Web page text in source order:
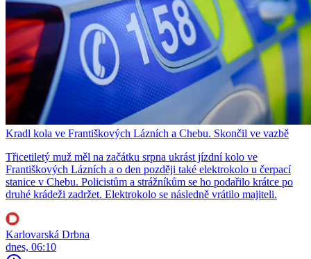
Kradl kola ve Františkových Lázních a Chebu. Skončil ve vazbě
Třicetiletý muž měl na začátku srpna ukrást jízdní kolo ve
Františkových Lázních a o den později také elektrokolo u čerpací
stanice v Chebu. Policistům a strážníkům se ho podařilo krátce po
druhé krádeži zadržet. Elektrokolo se následně vrátilo majiteli.
Karlovarská Drbna
dnes, 06:10